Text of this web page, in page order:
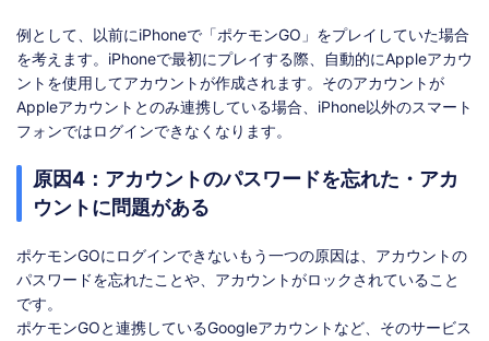
例として、以前にiPhoneで「ポケモンGO」をプレイしていた場合
を考えます。iPhoneで最初にプレイする際、自動的にAppleアカウ
ントを使用してアカウントが作成されます。そのアカウントが
Appleアカウントとのみ連携している場合、iPhone以外のスマート
フォンではログインできなくなります。
原因4：アカウントのパスワードを忘れた・アカ
ウントに問題がある
ポケモンGOにログインできないもう一つの原因は、アカウントの
パスワードを忘れたことや、アカウントがロックされていること
です。
ポケモンGOと連携しているGoogleアカウントなど、そのサービス